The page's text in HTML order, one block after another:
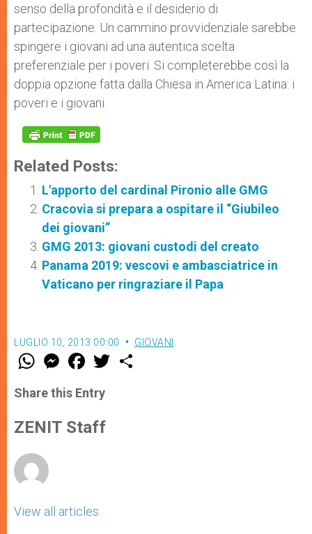
senso della profondità e il desiderio di
partecipazione. Un cammino provvidenziale sarebbe
spingere i giovani ad una autentica scelta
preferenziale per i poveri. Si completerebbe così la
doppia opzione fatta dalla Chiesa in America Latina: i
poveri e i giovani.
Related Posts:
L'apporto del cardinal Pironio alle GMG
Cracovia si prepara a ospitare il “Giubileo
dei giovani”
GMG 2013: giovani custodi del creato
Panama 2019: vescovi e ambasciatrice in
Vaticano per ringraziare il Papa
LUGLIO 10, 2013 00:00 GIOVANI
W
t
s
p
p
M
e
s
e
g
e
F
a
e
b
o
k
w
Share this Entry
ZENIT Staff
View all articles